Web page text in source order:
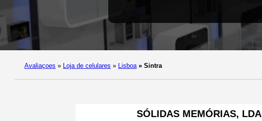
Avaliaçoes » Loja de celulares » Lisboa » Sintra
SÓLIDAS MEMÓRIAS, LDA